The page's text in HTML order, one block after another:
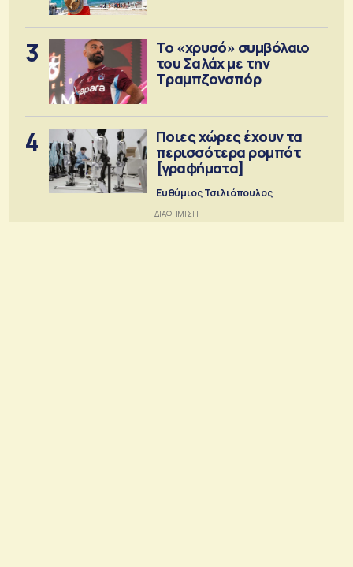
3
Το «χρυσό» συμβόλαιο
του Σαλάχ με την
Τραμπζονσπόρ
4
Ποιες χώρες έχουν τα
περισσότερα ρομπότ
[γραφήματα]
Ευθύμιος Τσιλιόπουλος